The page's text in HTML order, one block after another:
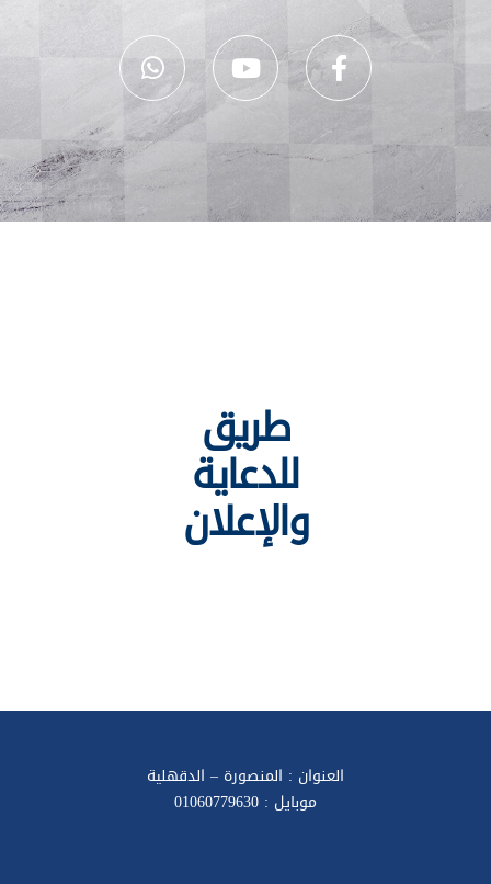
طريق
للدعاية
والإعلان
العنوان : المنصورة – الدقهلية
موبايل : 01060779630